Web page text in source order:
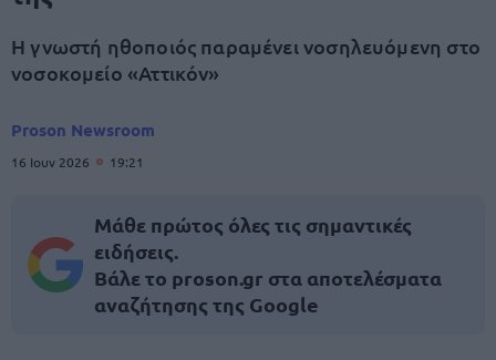
Η γνωστή ηθοποιός παραμένει νοσηλευόμενη στο
νοσοκομείο «Αττικόν»
Proson Newsroom
16 Ιουν 2026 19:21
Μάθε πρώτος όλες τις σημαντικές
ειδήσεις.
Βάλε το proson.gr στα αποτελέσματα
αναζήτησης της Google